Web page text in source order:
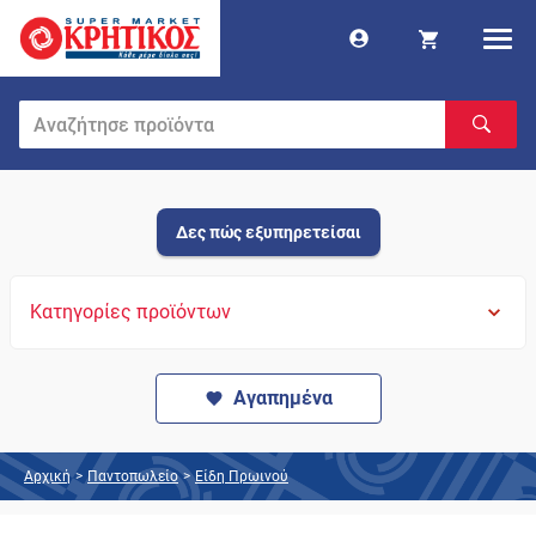
Δες πώς εξυπηρετείσαι
Κατηγορίες προϊόντων
Αγαπημένα
Αρχική > Παντοπωλείο > Είδη Πρωινού